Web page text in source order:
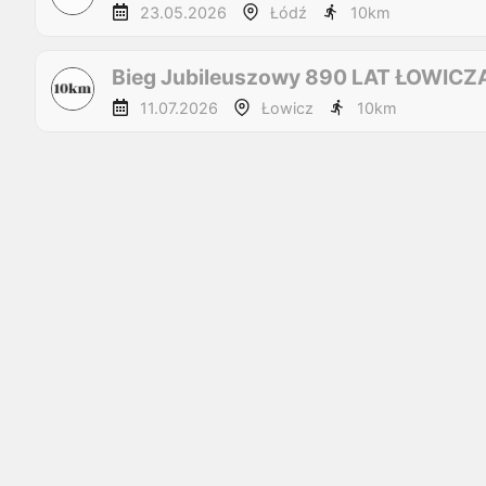
23.05.2026 Łódź 10km
Bieg Jubileuszowy 890 LAT
11.07.2026 Łowicz 10km